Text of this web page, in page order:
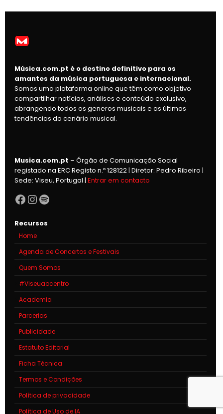
Música.com.pt é o destino definitivo para os
amantes da música portuguesa e internacional.
Somos uma plataforma online que têm como objetivo
compartilhar notícias, análises e conteúdo exclusivo,
abrangendo todos os generos musicais e as últimas
tendências do cenário musical.
Musica.com.pt – Órgão de Comunicação Social
registado na ERC Registo n.º 128122 | Diretor: Pedro Ribeiro |
Sede: Viseu, Portugal |Entrar em contacto
Facebook
Instagram
Spotify
Recursos
Home
Agenda de Concertos e Festivais
Quem Somos
#Viseuaocentro
Academia
Parcerias
Publicidade
Estatuto Editorial
Ficha Técnica
Termos e Condições
Política de privacidade
Política de Uso de IA